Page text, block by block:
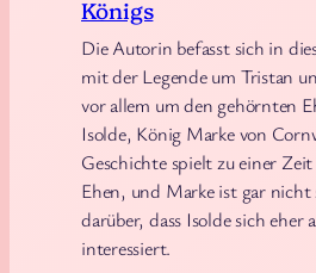
Königs
Die Autorin befasst sich in
mit der Legende um Tristan
vor allem um den gehörnten
Isolde, König Marke von
Geschichte spielt zu einer
Ehen, und Marke ist gar nicht
darüber, dass Isolde sich eher
interessiert.